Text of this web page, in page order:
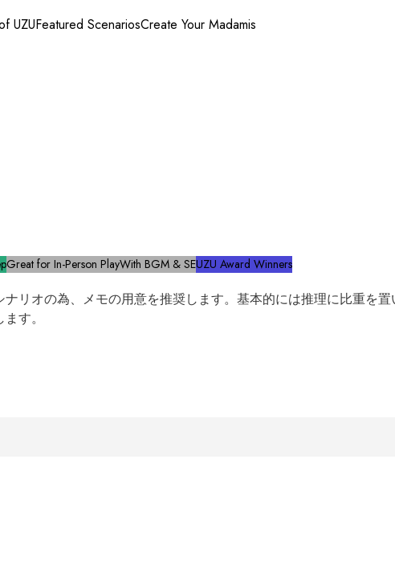
UZUFeatured ScenariosCreate Your Madamis
Great for In-Person PlayWith BGM & SEUZU Award Winners
リオの為、メモの用意を推奨します。基本的には推理に比重を
す。